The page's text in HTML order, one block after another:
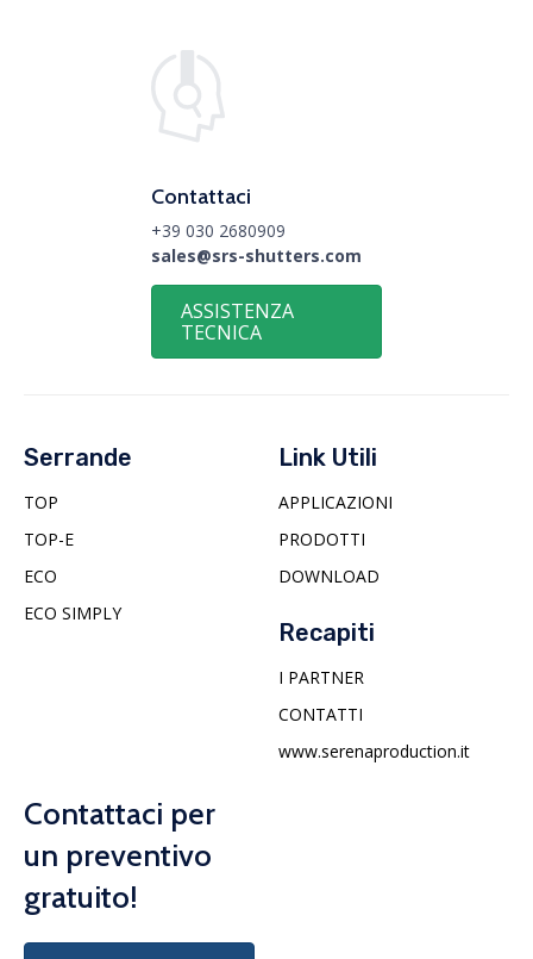
Contattaci
+39 030 2680909
sales@srs-shutters.com
ASSISTENZA
TECNICA
Serrande
TOP
TOP-E
ECO
ECO SIMPLY
Link Utili
APPLICAZIONI
PRODOTTI
DOWNLOAD
Recapiti
I PARTNER
CONTATTI
www.serenaproduction.it
Contattaci per
un preventivo
gratuito!